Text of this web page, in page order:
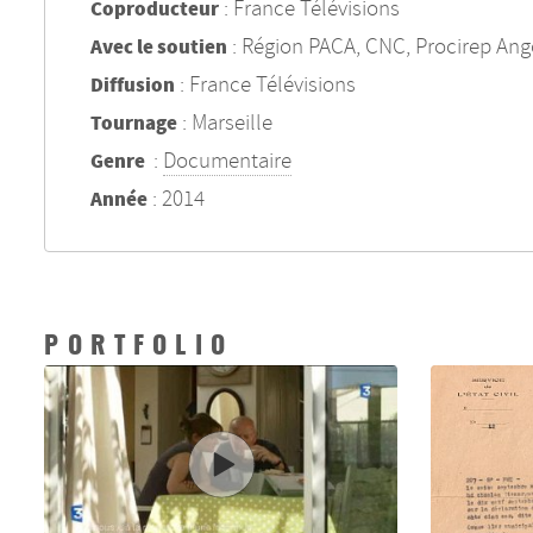
Coproducteur: France Télévisions
Avec le soutien : Région PACA, CNC, Procirep
Diffusion : France Télévisions
Tournage: Marseille
Genre : Documentaire
Année: 2014
PORTFOLIO